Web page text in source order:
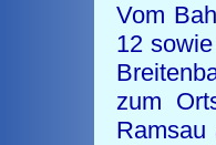
Vom
12
zum
Ramsau